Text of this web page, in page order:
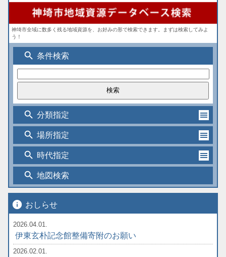
神埼市全域に数多く残る地域資源を、お好みの形で検索できます。まずは検索してみよ
う！
search 条件検索
search 分類指定
search 場所指定
search 時代指定
search 地図検索
info おしらせ
2026.04.01.
伊東玄朴記念館整備寄附のお願い
2026.02.01.